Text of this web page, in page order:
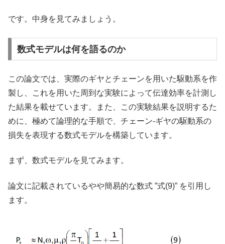
です。中身を見てみましょう。
数式モデルは何を語るのか
この論文では、実際のギヤとチェーンを用いた駆動系を作
製し、これを用いた周到な実験によって伝達効率を計測し
た結果を載せています。また、この実験結果を説明するた
めに、極めて論理的な手順で、チェーン-ギヤの駆動系の
損失を表現する数式モデルを構築しています。
まず、数式モデルを見てみます。
論文に記載されているやや簡易的な数式 ”式(9)” を引用し
ます。